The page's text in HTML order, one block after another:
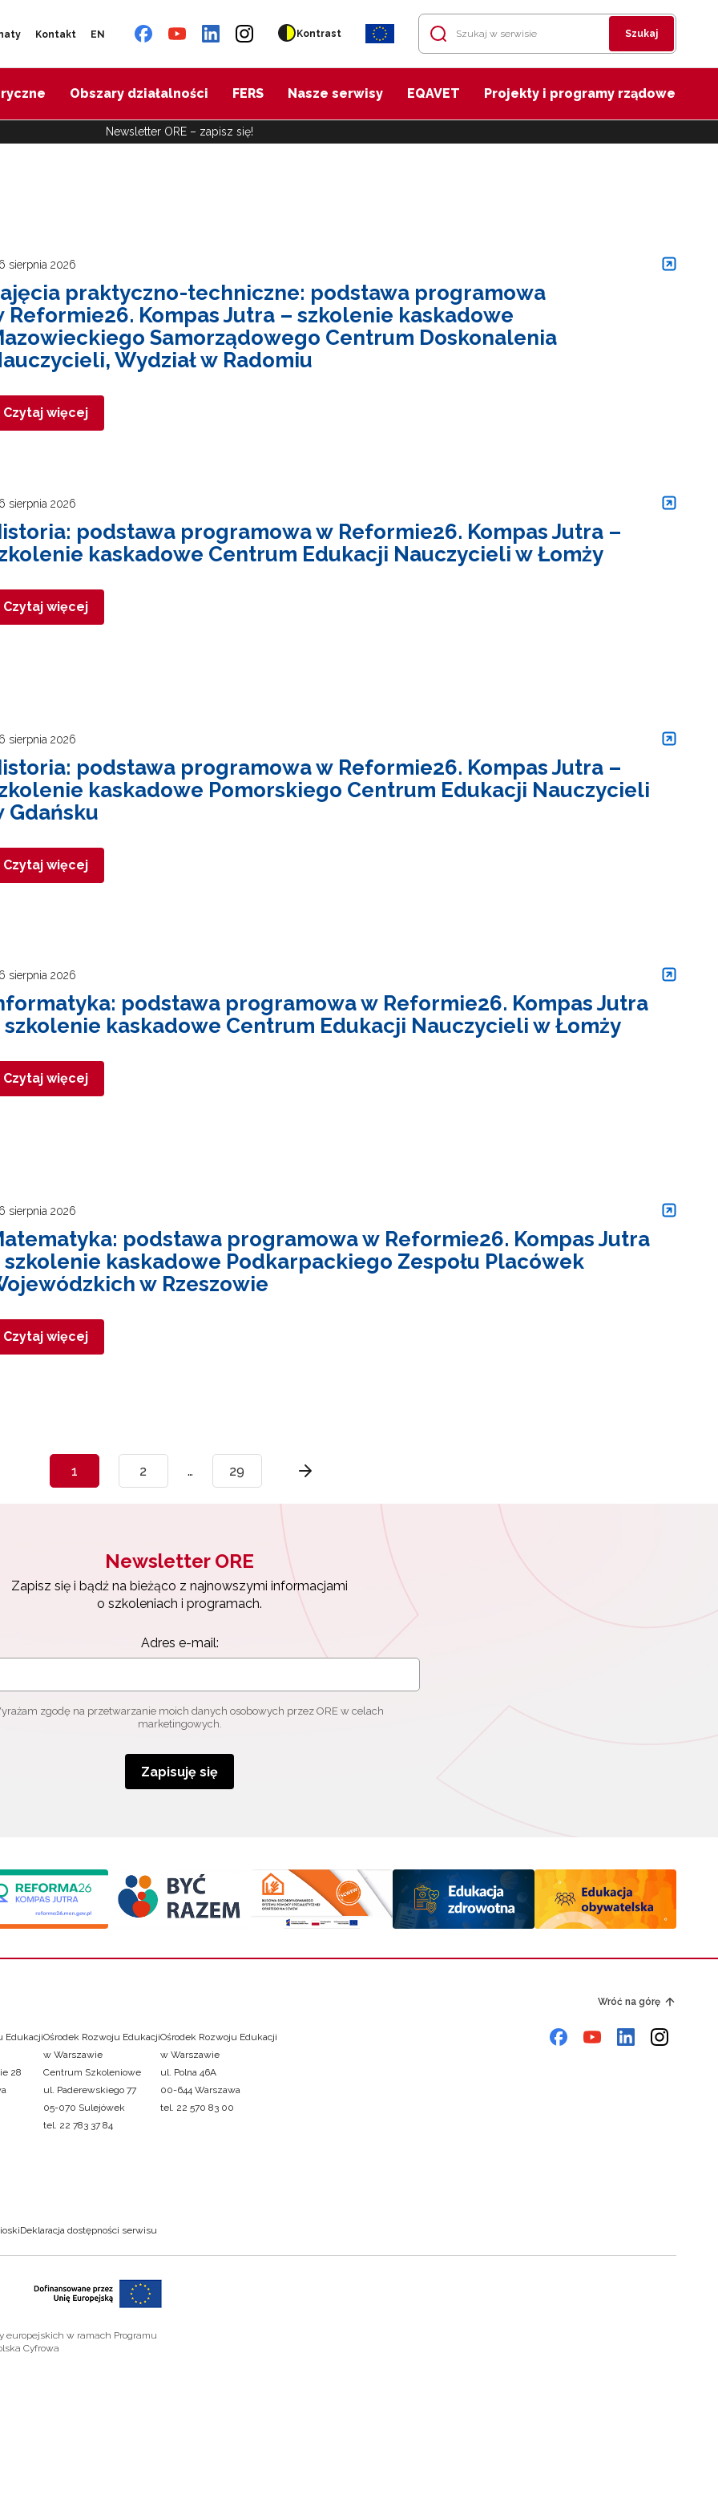
Kontakt EN Kontrast Szukaj
Obszary działalności FERS Nasze serwisy EQAVET Projekty i programy rządowe
Newsletter ORE – zapisz się!
sierpnia 2026
praktyczno-techniczne: podstawa programowa
Reformie26. Kompas Jutra – szkolenie kaskadowe
Samorządowego Centrum Doskonalenia
Wydział w Radomiu
Czytaj więcej
sierpnia 2026
podstawa programowa w Reformie26. Kompas Jutra –
kaskadowe Centrum Edukacji Nauczycieli w Łomży
Czytaj więcej
sierpnia 2026
podstawa programowa w Reformie26. Kompas Jutra –
kaskadowe Pomorskiego Centrum Edukacji Nauczycieli
Gdańsku
Czytaj więcej
sierpnia 2026
podstawa programowa w Reformie26. Kompas Jutra
szkolenie kaskadowe Centrum Edukacji Nauczycieli w Łomży
Czytaj więcej
sierpnia 2026
podstawa programowa w Reformie26. Kompas Jutra
szkolenie kaskadowe Podkarpackiego Zespołu Placówek
w Rzeszowie
Czytaj więcej
1 2 … 29
Newsletter ORE
Zapisz się i bądź na bieżąco z najnowszymi informacjami
o szkoleniach i programach.
Adres e-mail:
zgodę na przetwarzanie moich danych osobowych przez ORE w celach
marketingowych.
Zapisuję się
Wróć na górę
Edukacji
28
Ośrodek Rozwoju Edukacji
w Warszawie
Centrum Szkoleniowe
ul. Paderewskiego 77
05-070 Sulejówek
tel. 22 783 37 84
Ośrodek Rozwoju Edukacji
w Warszawie
ul. Polna 46A
00-644 Warszawa
tel. 22 570 83 00
Deklaracja dostępności serwisu
europejskich w ramach Programu
Cyfrowa